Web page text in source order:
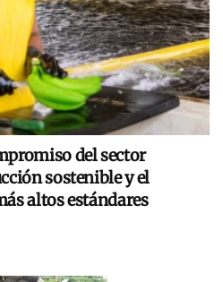
del sector
sostenible y el
altos estándares